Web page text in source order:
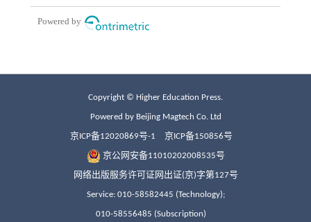
Copyright © Higher Education Press.
Powered by Beijing Magtech Co. Ltd
京ICP备12020869号-1 京ICP备150856号
京公网安备11010202008535号
网络出版服务许可证网出证(京)字第127号
Service: 010-58582445 (Technology);
010-58556485 (Subscription)